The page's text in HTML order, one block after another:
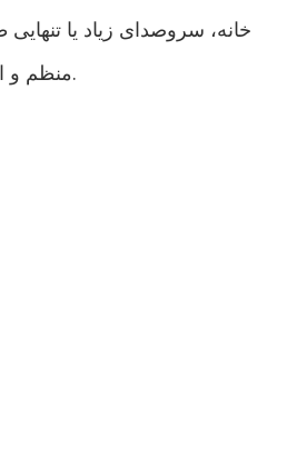
خانه، سروصدای زیاد یا
منظم و اختصاص زمان برای بازی و نوازش، به حفظ سلامت روان گربه کمک می‌کند.